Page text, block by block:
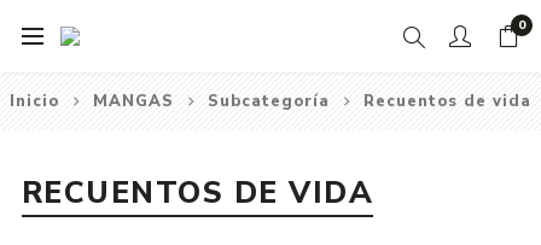
0
Inicio MANGAS Subcategoría Recuentos de vida
RECUENTOS DE VIDA